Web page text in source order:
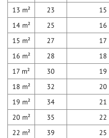
13 m²
23 15
14 m²
25 16
15 m²
27 17
16 m²
28 18
17 m²
30 19
18 m²
32 20
19 m²
34 21
20 m²
35 22
22 m²
39 25